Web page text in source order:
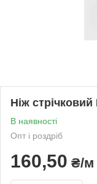
Ніж
В наявності
Опт і роздріб
160,50 ₴/м